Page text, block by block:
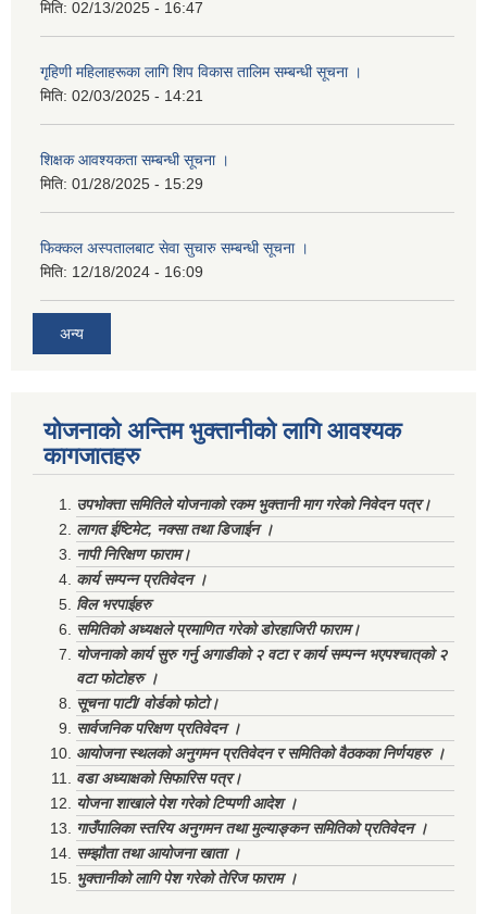
मिति: 02/13/2025 - 16:47
गृहिणी महिलाहरूका लागि शिप विकास तालिम सम्बन्धी सूचना ‌।
मिति: 02/03/2025 - 14:21
शिक्षक आवश्यकता सम्बन्धी सूचना ।
मिति: 01/28/2025 - 15:29
फिक्कल अस्पतालबाट सेवा सुचारु सम्बन्धी सूचना ।
मिति: 12/18/2024 - 16:09
अन्य
योजनाको अन्तिम भुक्तानीको लागि आवश्यक
कागजातहरु
उपभोक्ता समितिले योजनाको रकम भुक्तानी माग गरेको निवेदन पत्र।
लागत ईष्टिमेट, नक्सा तथा डिजाईन ।
नापी निरिक्षण फाराम।
कार्य सम्पन्न प्रतिवेदन ।
विल भरपाईहरु
समितिको अध्यक्षले प्रमाणित गरेको डोरहाजिरी फाराम।
योजनाको कार्य सुरु गर्नु अगाडीको २ वटा र कार्य सम्पन्न भएपश्चात्‌को २
वटा फोटोहरु ।
सूचना पाटी/ वोर्डको फोटो।
सार्वजनिक परिक्षण प्रतिवेदन ।
आयोजना स्थलको अनुगमन प्रतिवेदन र समितिको वैठकका निर्णयहरु ।
वडा अध्याक्षको सिफारिस पत्र।
योजना शाखाले पेश गरेको टिप्पणी आदेश ।
गाउँपालिका स्तरिय अनुगमन तथा मुल्याङ्कन समितिको प्रतिवेदन ।
सम्झौता तथा आयोजना खाता ।
भुक्तानीको लागि पेश गरेको तेरिज फाराम ।